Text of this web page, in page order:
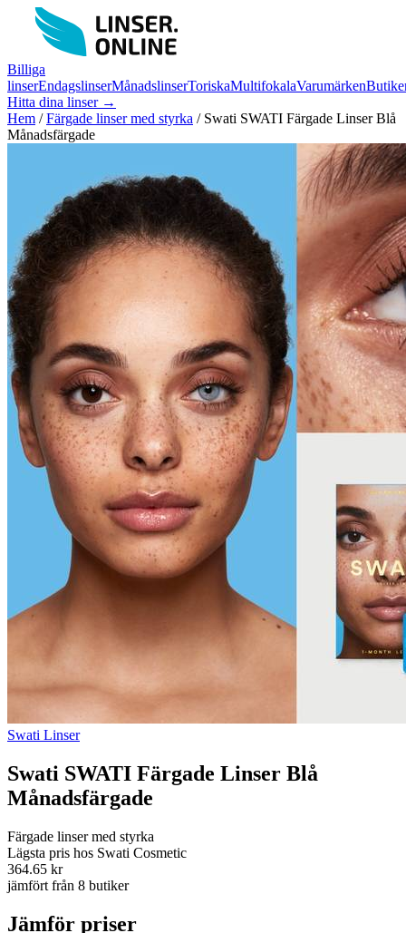
Billiga
linserEndagslinserMånadslinserToriskaMultifokalaVarumärken
Hitta dina linser →
Hem / Färgade linser med styrka / Swati SWATI Färgade Linser Blå
Månadsfärgade
Swati Linser
Swati SWATI Färgade Linser Blå
Månadsfärgade
Färgade linser med styrka
Lägsta pris hos Swati Cosmetic
364.65 kr
jämfört från 8 butiker
Jämför priser